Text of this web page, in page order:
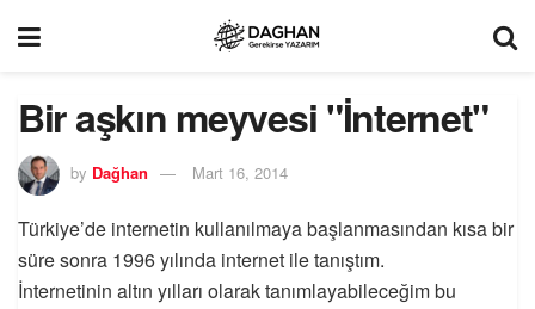
Bir aşkın meyvesi "İnternet"
by Dağhan Mart 16, 2014
Türkiye’de internetin kullanılmaya başlanmasından kısa bir
süre sonra 1996 yılında internet ile tanıştım.
İnternetinin altın yılları olarak tanımlayabileceğim bu